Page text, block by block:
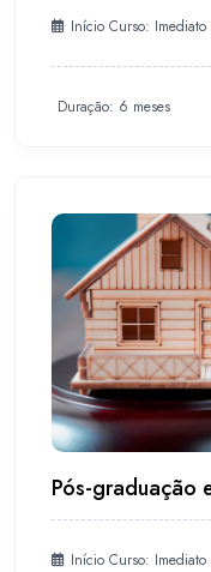
Início Curso: Imediato
Duração: 6 meses
Pós-graduação
Início Curso: Imediato